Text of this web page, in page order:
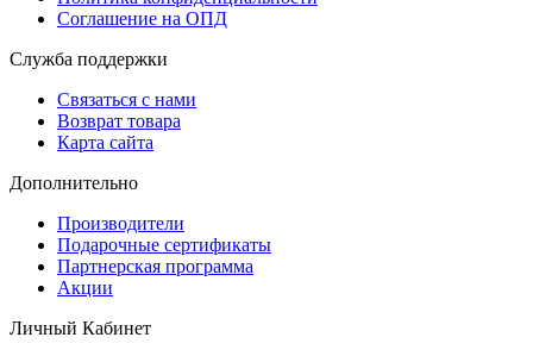
Соглашение на ОПД
Служба поддержки
Связаться с нами
Возврат товара
Карта сайта
Дополнительно
Производители
Подарочные сертификаты
Партнерская программа
Акции
Личный Кабинет